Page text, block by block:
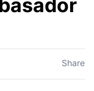
Share